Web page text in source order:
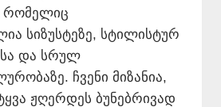
რომელიც
სიზუსტეზე, სტილისტურ
და სრულ
ჩვენი მიზანია,
ჟღერდეს ბუნებრივად